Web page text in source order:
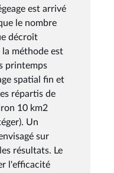
est arrivé
le nombre
décroît
méthode est
printemps
spatial fin et
répartis de
10 km2
Un
sur
résultats. Le
l'efficacité